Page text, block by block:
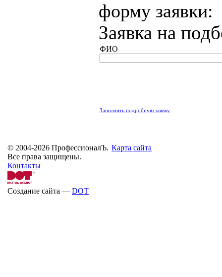
форму заявки:
Заявка на
ФИО
Заполнить подробную заявку
© 2004-2026 ПрофессионалЪ.
Все права защищены.
Контакты
Создание сайта — DOT
Карта сайта